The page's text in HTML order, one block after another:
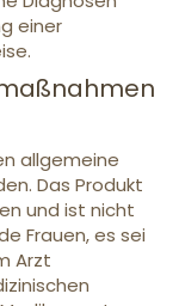
einer
allgemeine
Das Produkt
und ist nicht
Frauen, es sei
Arzt